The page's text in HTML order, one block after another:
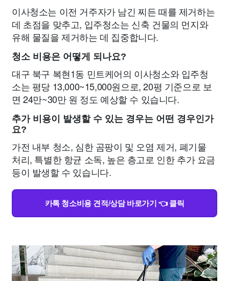
이사청소는 이전 거주자가 남긴 찌든 때를 제거하는
데 초점을 맞추고, 입주청소는 신축 건물의 먼지와
유해 물질을 제거하는 데 집중합니다.
청소 비용은 어떻게 되나요?
대구 북구 복현1동 민트케어의 이사청소와 입주청
소는 평당 13,000~15,000원으로, 20평 기준으로 보
면 24만~30만 원 정도 예상할 수 있습니다.
추가 비용이 발생할 수 있는 경우는 어떤 경우인가
요?
가전 내부 청소, 심한 곰팡이 및 오염 제거, 폐기물
처리, 특별한 항균 소독, 높은 층고로 인한 추가 요금
등이 발생할 수 있습니다.
카톡 청소비용 견적/상담 바로가기 👈 클릭